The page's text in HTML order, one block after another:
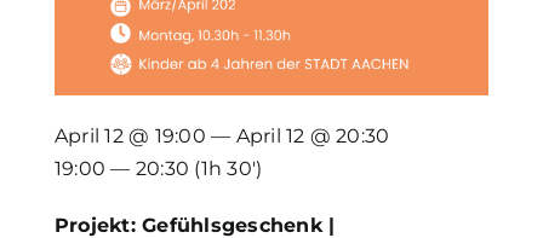
Projekt: Gefühlsgeschenk |
April 12 @ 19:00 — April 12 @ 20:30
19:00 — 20:30 (1h 30′)